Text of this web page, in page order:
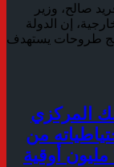
صالح، وزير
إن الدولة
طروحات يستهدف
المركزي
من